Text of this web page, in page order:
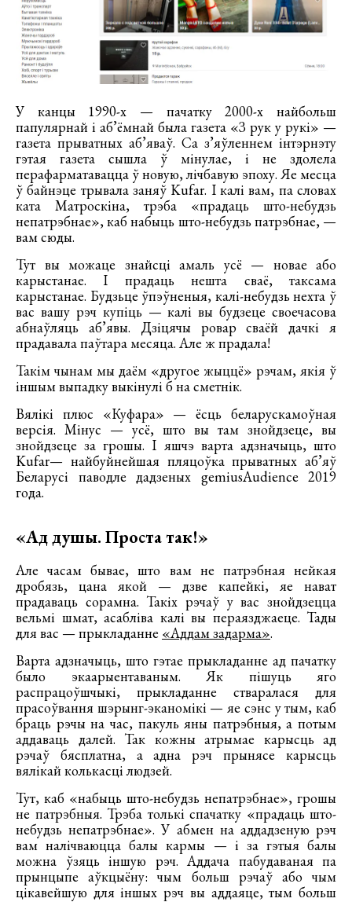
У канцы 1990-х — пачатку 2000-х найбольш
папулярнай і аб’ёмнай была газета «З рук у рукі» —
газета прыватных аб’яваў. Са з’яўленнем інтэрнэту
гэтая газета сышла ў мінулае, і не здолела
перафарматавацца ў новую, лічбавую эпоху. Яе месца
ў байнэце трывала заняў Kufar. І калі вам, па словах
ката Матроскіна, трэба «прадаць што-небудзь
непатрэбнае», каб набыць што-небудзь патрэбнае, —
вам сюды.
Тут вы можаце знайсці амаль усё — новае або
карыстанае. І прадаць нешта сваё, таксама
карыстанае. Будзьце ўпэўненыя, калі-небудзь нехта ў
вас вашу рэч купіць — калі вы будзеце своечасова
абнаўляць аб’явы. Дзіцячы ровар сваёй дачкі я
прадавала паўтара месяца. Але ж прадала!
Такім чынам мы даём «другое жыццё» рэчам, якія ў
іншым выпадку выкінулі б на сметнік.
Вялікі плюс «Куфара» — ёсць беларускамоўная
версія. Мінус — усё, што вы там знойдзеце, вы
знойдзеце за грошы. І яшчэ варта адзначыць, што
Kufar— найбуйнейшая пляцоўка прыватных аб’яў
Беларусі паводле дадзеных gemiusAudience 2019
года.
«Ад душы. Проста так!»
Але часам бывае, што вам не патрэбная нейкая
дробязь, цана якой — дзве капейкі, яе нават
прадаваць сорамна. Такіх рэчаў у вас знойдзецца
вельмі шмат, асабліва калі вы пераязджаеце. Тады
для вас — прыкладанне «Аддам задарма».
Варта адзначыць, што гэтае прыкладанне ад пачатку
было экаарыентаваным. Як пішуць яго
распрацоўшчыкі, прыкладанне стваралася для
прасоўвання шэрынг-эканомікі — яе сэнс у тым, каб
браць рэчы на час, пакуль яны патрэбныя, а потым
аддаваць далей. Так кожны атрымае карысць ад
рэчаў бясплатна, а адна рэч прынясе карысць
вялікай колькасці людзей.
Тут, каб «набыць што-небудзь непатрэбнае», грошы
не патрэбныя. Трэба толькі спачатку «прадаць што-
небудзь непатрэбнае». У абмен на аддадзеную рэч
вам налічваюцца балы кармы — і за гэтыя балы
можна ўзяць іншую рэч. Аддача пабудаваная па
прынцыпе аўкцыёну: чым больш рэчаў або чым
цікавейшую для іншых рэч вы аддаяце, тым больш